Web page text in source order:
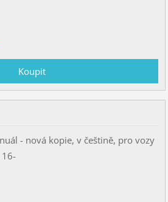
- nová kopie, v češtině, pro vozy
16-